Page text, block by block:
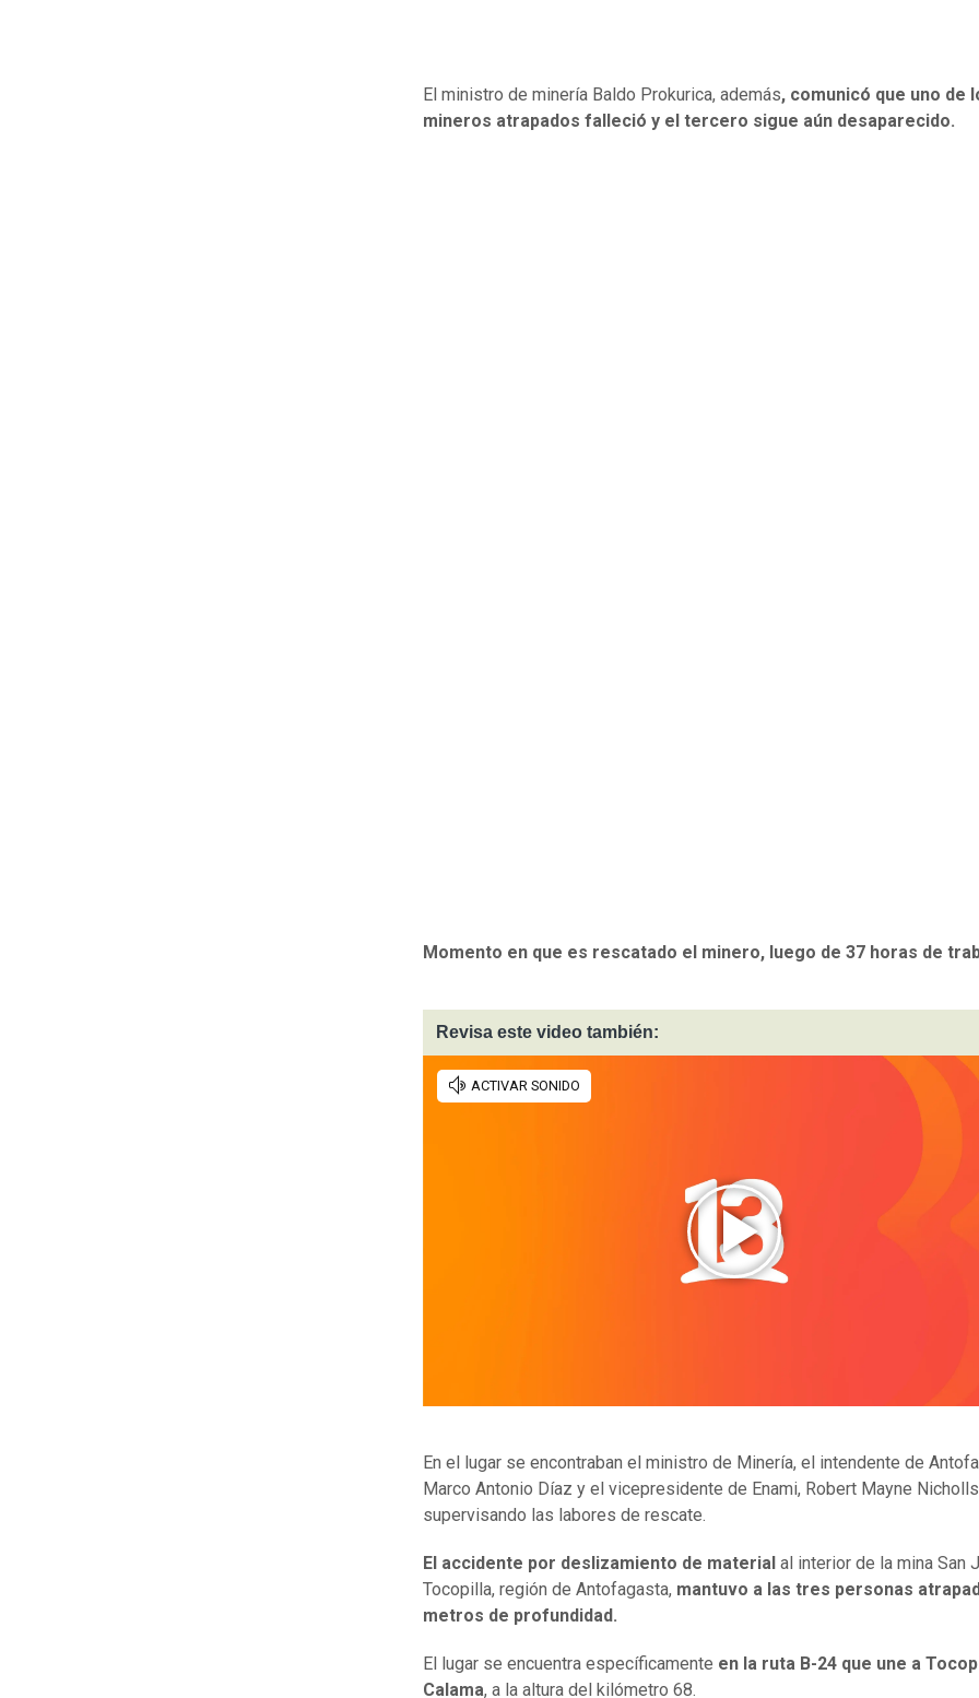
El ministro de minería Baldo Prokurica, además, comunicó que uno de
mineros atrapados falleció y el tercero sigue aún desaparecido.
Momento en que es rescatado el minero, luego de 37 horas de
Revisa este video también:
En el lugar se encontraban el ministro de Minería, el intendente de
Marco Antonio Díaz y el vicepresidente de Enami, Robert Mayne
supervisando las labores de rescate.
El accidente por deslizamiento de material al interior de la mina San
Tocopilla, región de Antofagasta, mantuvo a las tres personas
metros de profundidad.
El lugar se encuentra específicamente en la ruta B-24 que une a
Calama, a la altura del kilómetro 68.